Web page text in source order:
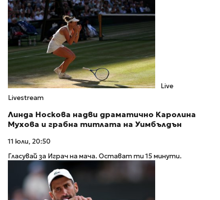
Live
Livestream
Линда Носкова надви драматично Каролина
Мухова и грабна титлата на Уимбълдън
11 юли, 20:50
Гласувай за Играч на мача. Остават ти 15 минути.